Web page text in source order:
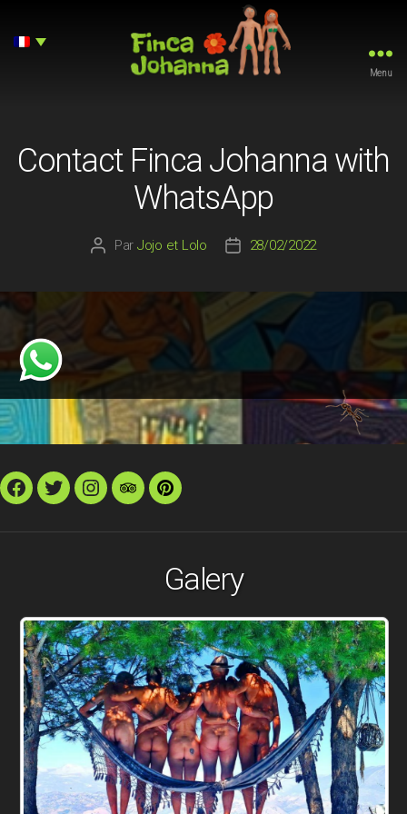
Menu
Contact Finca Johanna with
WhatsApp
Auteur
Par Jojo et Lolo
Date28/02/2022
Facebook
TwitterInstagramTripAdvisor
Pinterest
Galery